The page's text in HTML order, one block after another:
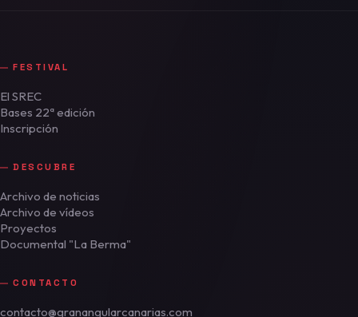
FESTIVAL
El SREC
Bases 22ª edición
Inscripción
DESCUBRE
Archivo de noticias
Archivo de vídeos
Proyectos
Documental "La Berma"
CONTACTO
contacto@granangularcanarias.com